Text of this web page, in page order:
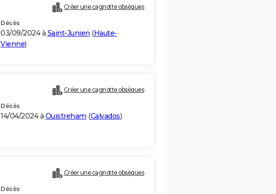
Créer une cagnotte obsèques
Décès
03/09/2024 à Saint-Junien (Haute-
Vienne)
Créer une cagnotte obsèques
Décès
14/04/2024 à Ouistreham (Calvados)
Créer une cagnotte obsèques
Décès